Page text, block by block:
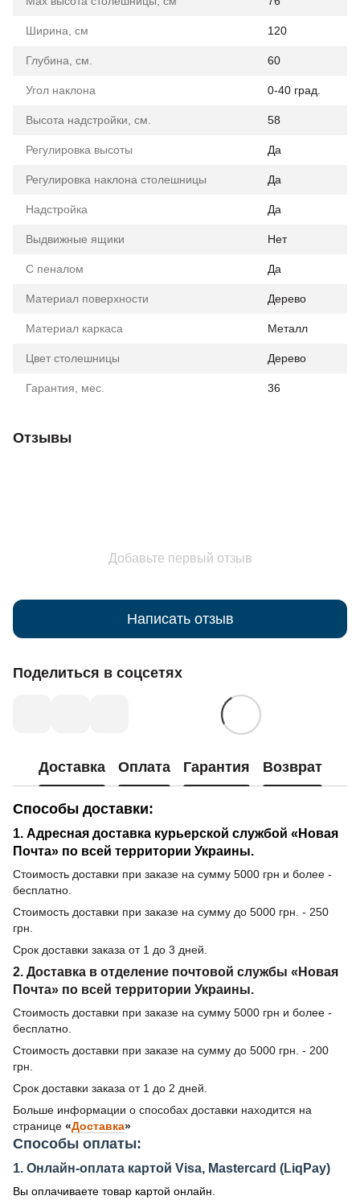
Ширина, см 120
Глубина, см. 60
Угол наклона 0-40 град.
Высота надстройки, см. 58
Регулировка высоты Да
Регулировка наклона столешницы Да
Надстройка Да
Выдвижные ящики Нет
С пеналом Да
Материал поверхности Дерево
Материал каркаса Металл
Цвет столешницы Дерево
Гарантия, мес. 36
Отзывы
Добавьте первый отзыв
Написать отзыв
Поделиться в соцсетях
Доставка Оплата Гарантия Возврат
Способы доставки:
1. Адресная доставка курьерской службой «Новая
Почта» по всей территории Украины.
Стоимость доставки при заказе на сумму 5000 грн и более -
бесплатно.
Стоимость доставки при заказе на сумму до 5000 грн. - 250
грн.
Срок доставки заказа от 1 до 3 дней.
2. Доставка в отделение почтовой службы «Новая
Почта» по всей территории Украины.
Стоимость доставки при заказе на сумму 5000 грн и более -
бесплатно.
Стоимость доставки при заказе на сумму до 5000 грн. - 200
грн.
Срок доставки заказа от 1 до 2 дней.
Больше информации о способах доставки находится на
странице «Доставка»
Способы оплаты:
1. Онлайн-оплата картой Visa, Mastercard (LiqPay)
Вы оплачиваете товар картой онлайн.